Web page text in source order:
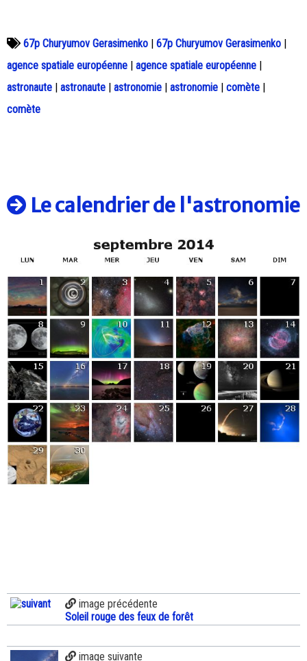
67p Churyumov Gerasimenko | 67p Churyumov Gerasimenko |
agence spatiale européenne | agence spatiale européenne |
astronaute | astronaute | astronomie | astronomie | comète |
comète
Le calendrier de l'astronomie
image précédente
Soleil rouge des feux de forêt
image suivante